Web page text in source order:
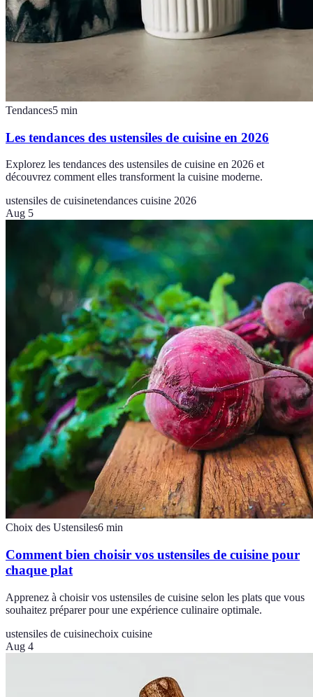
Tendances5 min
Les tendances des ustensiles de cuisine en 2026
Explorez les tendances des ustensiles de cuisine en 2026 et
découvrez comment elles transforment la cuisine moderne.
ustensiles de cuisinetendances cuisine 2026
Aug 5
Choix des Ustensiles6 min
Comment bien choisir vos ustensiles de cuisine pour
chaque plat
Apprenez à choisir vos ustensiles de cuisine selon les plats que vous
souhaitez préparer pour une expérience culinaire optimale.
ustensiles de cuisinechoix cuisine
Aug 4